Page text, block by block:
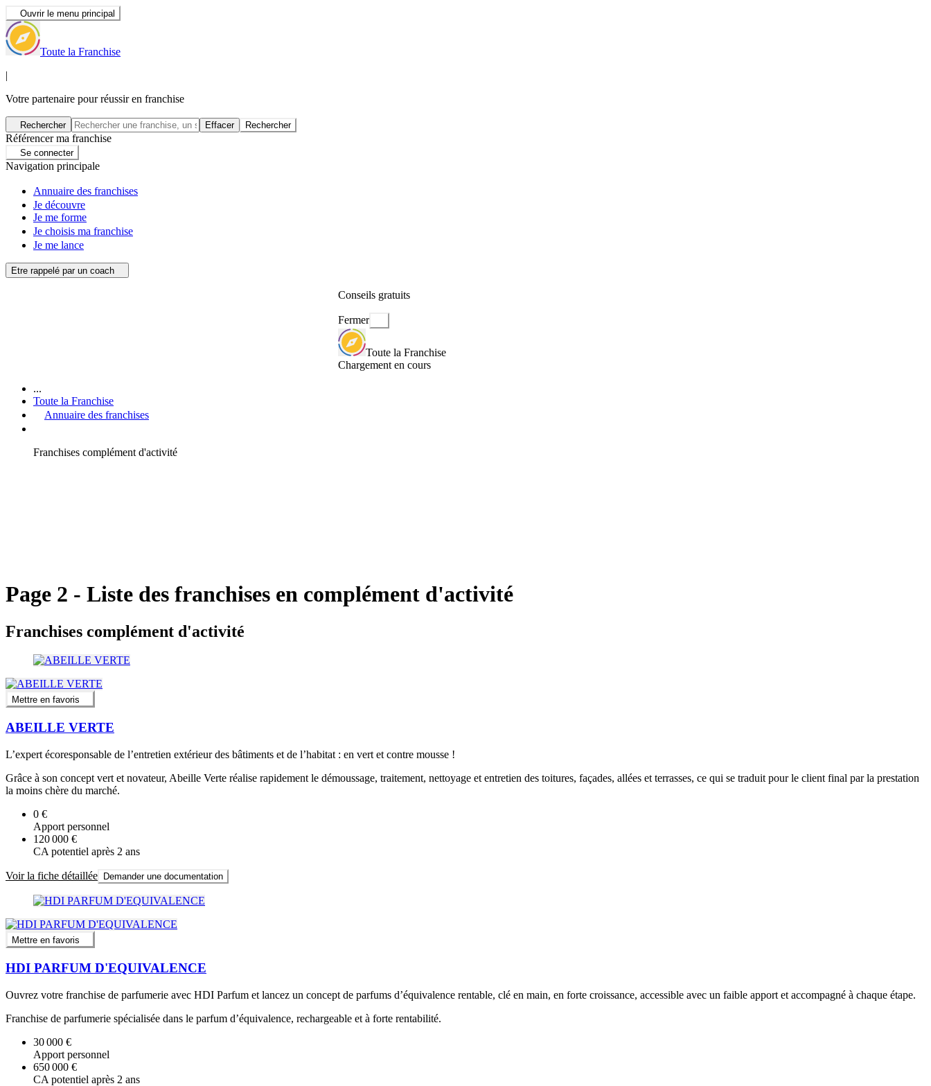
Ouvrir le menu principal
Toute la Franchise
|
Votre partenaire pour réussir en franchise
Rechercher Effacer Rechercher
Référencer ma franchise
Se connecter
Navigation principale
Annuaire des franchises
Je découvre
Je me forme
Je choisis ma franchise
Je me lance
Etre rappelé par un coach
Conseils gratuits
Fermer
Toute la Franchise
Chargement en cours
...
Toute la Franchise
Annuaire des franchises
Franchises complément d'activité
Page 2 - Liste des franchises en complément d'activité
Franchises complément d'activité
Mettre en favoris
ABEILLE VERTE
L’expert écoresponsable de l’entretien extérieur des bâtiments et de l’habitat : en vert et contre mousse !
Grâce à son concept vert et novateur, Abeille Verte réalise rapidement le démoussage, traitement, nettoyage et entretien des toitures, façades, allées et terrasses, ce qui se traduit pour le client final par la prestation
la moins chère du marché.
0 €
Apport personnel
120 000 €
CA potentiel après 2 ans
Voir la fiche détaillée Demander une documentation
Mettre en favoris
HDI PARFUM D'EQUIVALENCE
Ouvrez votre franchise de parfumerie avec HDI Parfum et lancez un concept de parfums d’équivalence rentable, clé en main, en forte croissance, accessible avec un faible apport et accompagné à chaque étape.
Franchise de parfumerie spécialisée dans le parfum d’équivalence, rechargeable et à forte rentabilité.
30 000 €
Apport personnel
650 000 €
CA potentiel après 2 ans